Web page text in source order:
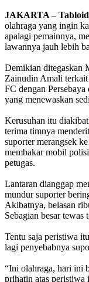
JAKARTA –
olahraga yang ingin
apalagi pemainnya,
lawannya jauh lebih
Demikian ditegaskan
Zainudin Amali terkait
FC dengan
yang menewaskan
Kerusuhan itu
terima timnya
suporter merangsek
membakar mobil
petugas.
Lantaran dianggap
mundur suporter
Akibatnya, belasan
Sebagian besar tewas
Tentu saja peristiwa
lagi penyebabnya
“Ini olahraga, hari ini
prihatin atas peristiwa